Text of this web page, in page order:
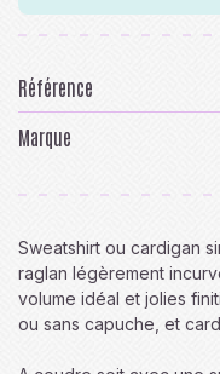
Référence
Marque
Sweatshirt ou cardigan
raglan légèrement
volume idéal et jolies
ou sans capuche, et